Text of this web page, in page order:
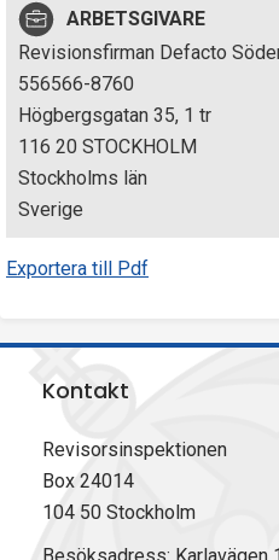
p
e
k
t
i
o
e
ARBETSGIVARE
Revisionsfirman Defacto
556566-8760
Högbergsgatan 35, 1 tr
116 20 STOCKHOLM
Stockholms län
Sverige
Exportera till Pdf
Kontakt
Revisorsinspektionen
Box 24014
104 50 Stockholm